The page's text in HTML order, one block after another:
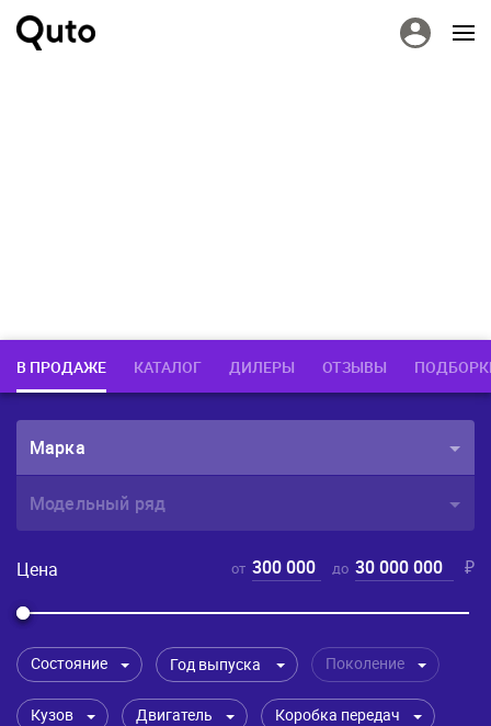
В ПРОДАЖЕ КАТАЛОГ ДИЛЕРЫ ОТЗЫВЫ
Марка
Модельный ряд
Цена от 300 000 до 30 000 000 ₽
Состояние Год выпуска Поколение
Кузов Двигатель Коробка передач